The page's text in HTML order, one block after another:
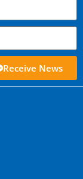
Receive News